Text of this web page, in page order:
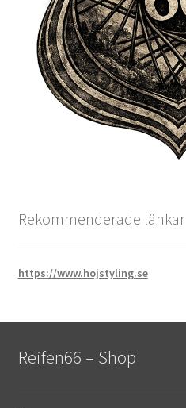
Rekommenderade länkar
https://www.hojstyling.se
Reifen66 – Shop